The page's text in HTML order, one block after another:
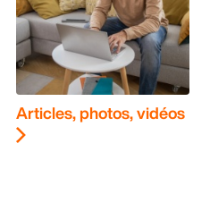
Articles, photos, vidéos